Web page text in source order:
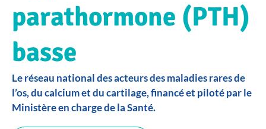
parathormone (PTH)
basse
Le réseau national des acteurs des maladies rares de
l’os, du calcium et du cartilage, financé et piloté par le
Ministère en charge de la Santé.